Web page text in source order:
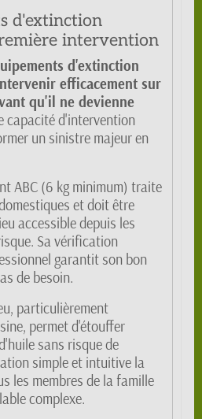
d'extinction
intervention
d'extinction
efficacement sur
qu'il ne devienne
capacité d'intervention
un sinistre majeur en
ABC (6 kg minimum) traite
et doit être
accessible depuis les
Sa vérification
garantit son bon
de besoin.
particulièrement
permet d'étouffer
sans risque de
simple et intuitive la
les membres de la famille
complexe.